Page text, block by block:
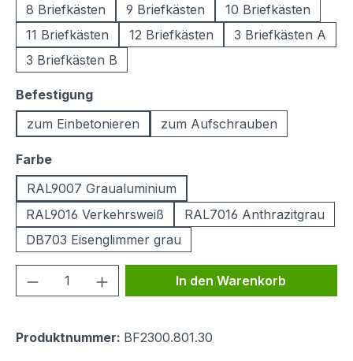
8 Briefkästen
9 Briefkästen
10 Briefkästen
11 Briefkästen
12 Briefkästen
3 Briefkästen A
3 Briefkästen B
Befestigungauswählen
zum Einbetonieren
zum Aufschrauben
Farbeauswählen
RAL9007 Graualuminium
RAL9016 Verkehrsweiß
RAL7016 Anthrazitgrau
DB703 Eisenglimmer grau
Produkt Anzahl: Gib denIn den Warenkorb
Produktnummer: BF2300.801.30